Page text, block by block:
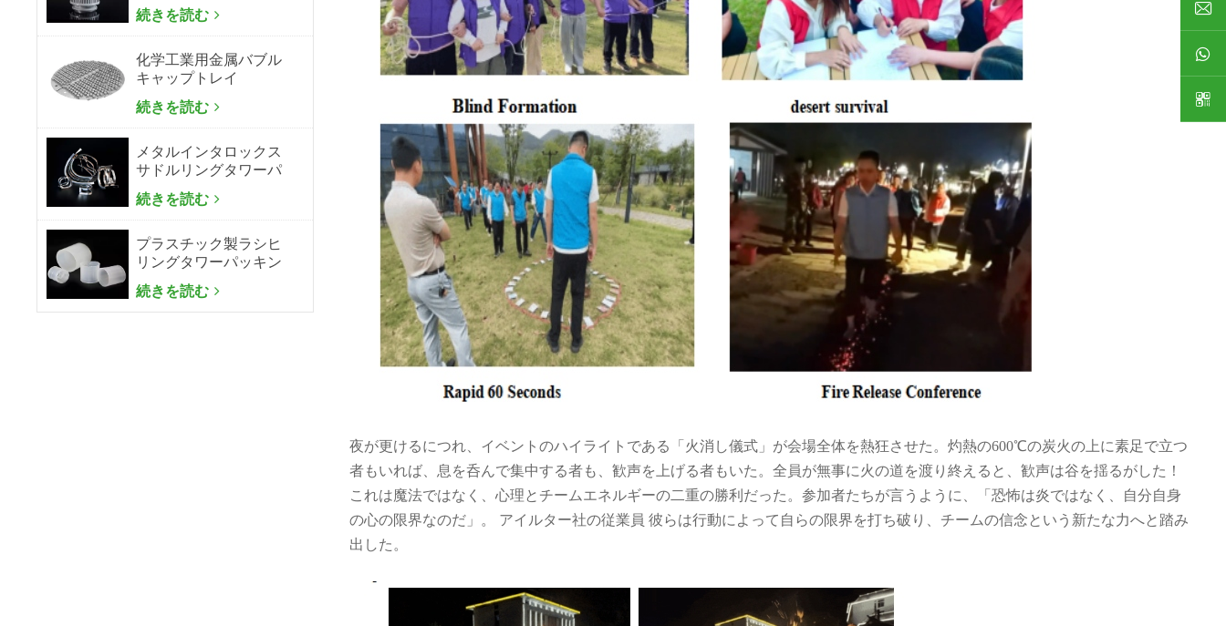
続きを読む
化学工業用金属バブル
キャップトレイ
続きを読む
メタルインタロックス
サドルリングタワーパ
ッキン
続きを読む
プラスチック製ラシヒ
リングタワーパッキン
続きを読む
夜が更けるにつれ、イベントのハイライトである「火消し儀式」が会場全体を熱狂させた。灼熱の600℃の炭火の上に素足で立つ
者もいれば、息を呑んで集中する者も、歓声を上げる者もいた。全員が無事に火の道を渡り終えると、歓声は谷を揺るがした！
これは魔法ではなく、心理とチームエネルギーの二重の勝利だった。参加者たちが言うように、「恐怖は炎ではなく、自分自身
の心の限界なのだ」。 アイルター社の従業員 彼らは行動によって自らの限界を打ち破り、チームの信念という新たな力へと踏み
出した。